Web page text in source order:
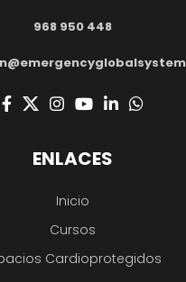
968 950 448
ENLACES
Inicio
Cursos
Cardioprotegidos